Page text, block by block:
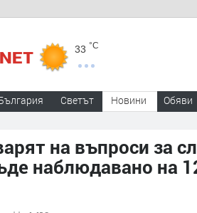
33 °C
Светът Новини Обяви
на въпроси за
наблюдавано на